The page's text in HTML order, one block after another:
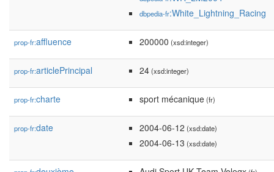
dbpedia-fr:White_Lightning_Racing
prop-fr:affluence 200000 (xsd:integer)
prop-fr:articlePrincipal 24(xsd:integer)
prop-fr:charte sport mécanique(fr)
prop-fr:date 2004-06-12 (xsd:date)
2004-06-13 (xsd:date)